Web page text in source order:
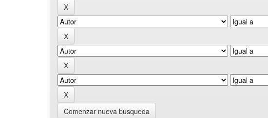
Comenzar nueva busqueda